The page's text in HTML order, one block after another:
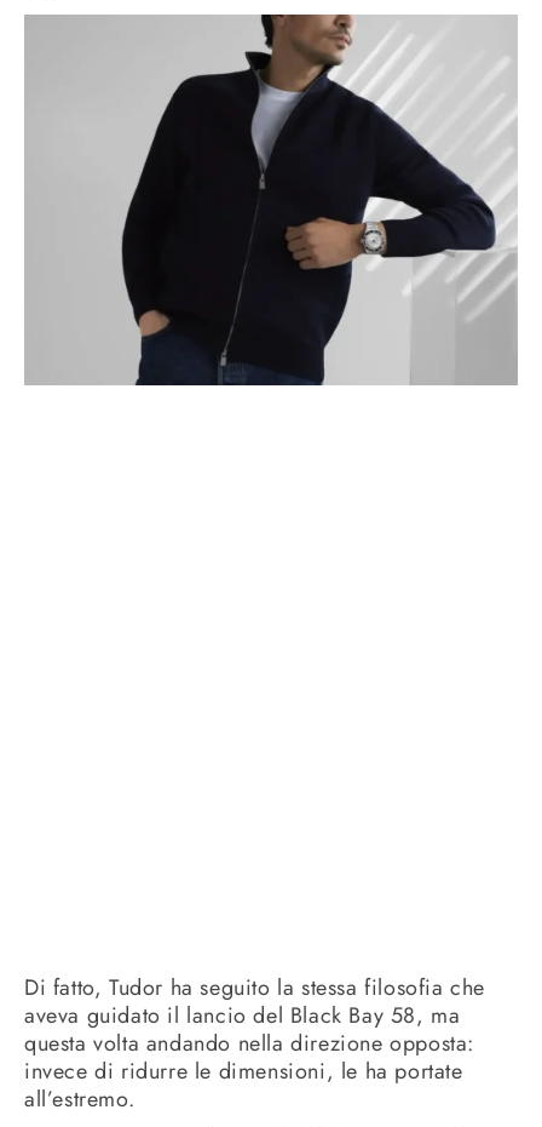
Di fatto, Tudor ha seguito la stessa filosofia che
aveva guidato il lancio del Black Bay 58, ma
questa volta andando nella direzione opposta:
invece di ridurre le dimensioni, le ha portate
all’estremo.